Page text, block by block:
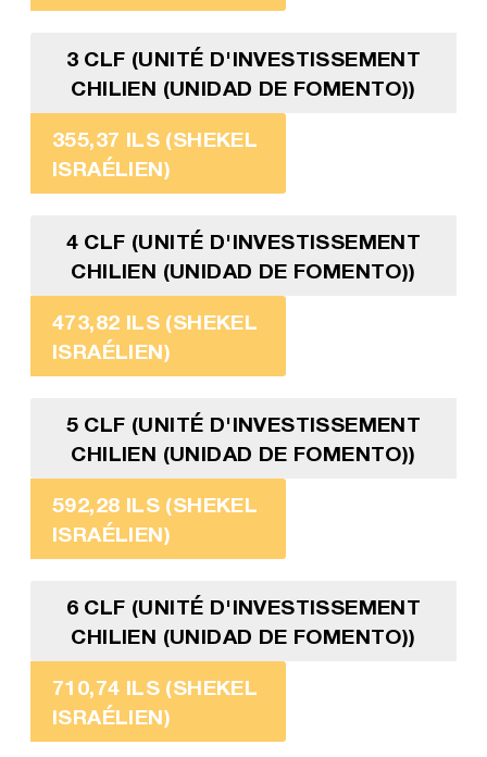
3 CLF (UNITÉ D'INVESTISSEMENT
CHILIEN (UNIDAD DE FOMENTO))
355,37 ILS (SHEKEL
ISRAÉLIEN)
4 CLF (UNITÉ D'INVESTISSEMENT
CHILIEN (UNIDAD DE FOMENTO))
473,82 ILS (SHEKEL
ISRAÉLIEN)
5 CLF (UNITÉ D'INVESTISSEMENT
CHILIEN (UNIDAD DE FOMENTO))
592,28 ILS (SHEKEL
ISRAÉLIEN)
6 CLF (UNITÉ D'INVESTISSEMENT
CHILIEN (UNIDAD DE FOMENTO))
710,74 ILS (SHEKEL
ISRAÉLIEN)